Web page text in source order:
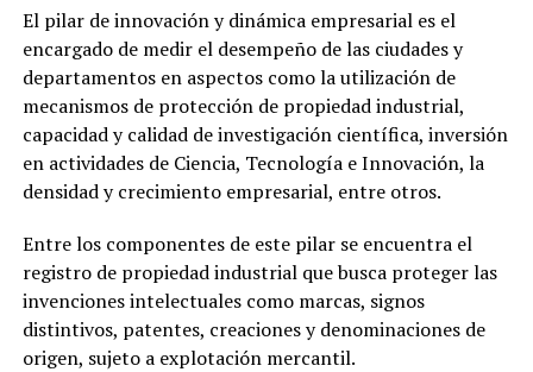
El pilar de innovación y dinámica empresarial es el
encargado de medir el desempeño de las ciudades y
departamentos en aspectos como la utilización de
mecanismos de protección de propiedad industrial,
capacidad y calidad de investigación científica, inversión
en actividades de Ciencia, Tecnología e Innovación, la
densidad y crecimiento empresarial, entre otros.
Entre los componentes de este pilar se encuentra el
registro de propiedad industrial que busca proteger las
invenciones intelectuales como marcas, signos
distintivos, patentes, creaciones y denominaciones de
origen, sujeto a explotación mercantil.